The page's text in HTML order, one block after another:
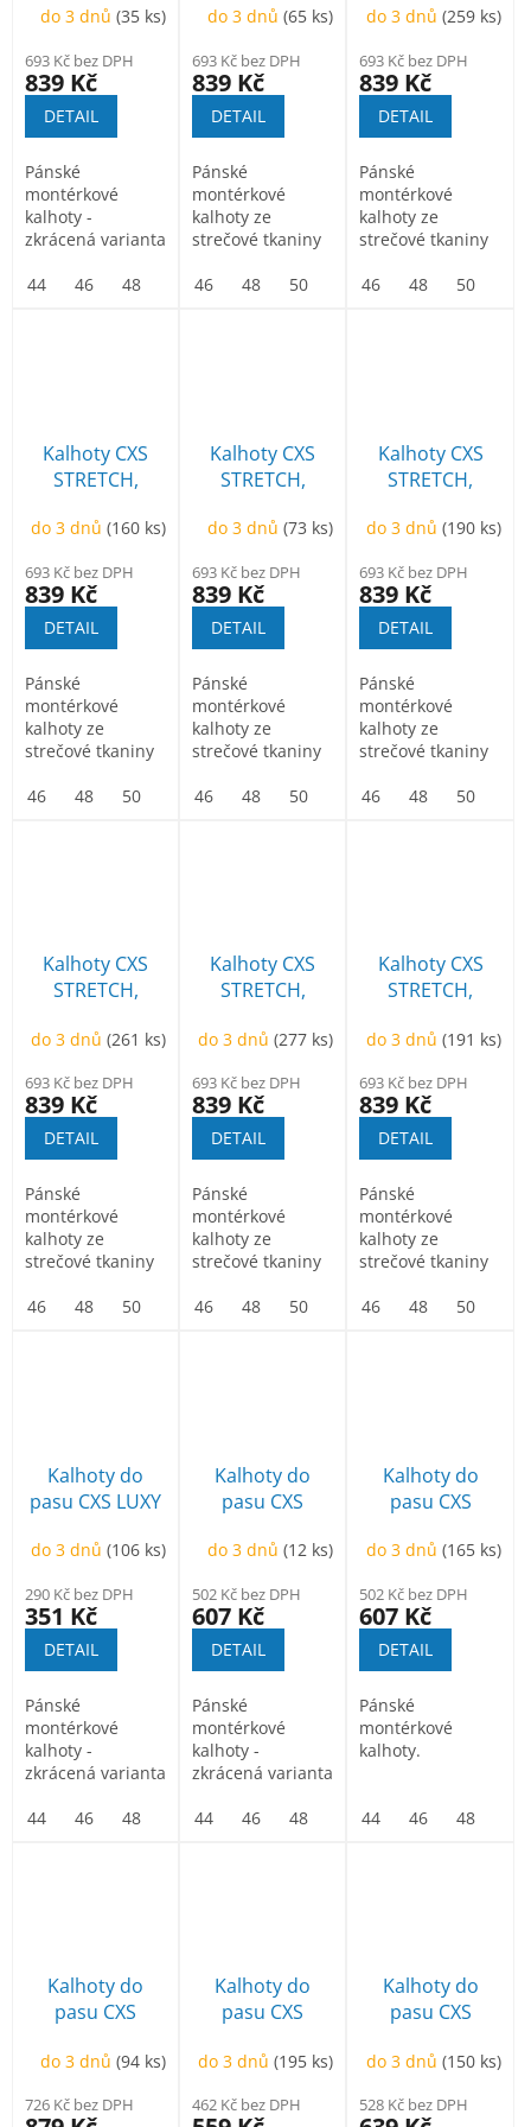
tmavě šedo-
do 3 dnů(35 ks)
693 Kč bez DPH
839 Kč
DETAIL
Pánské
montérkové
kalhoty -
zkrácená varianta
cm. Strečová
44 46 48 58 60 62
béžovo-černé
do 3 dnů(65 ks)
693 Kč bez DPH
839 Kč
DETAIL
Pánské
montérkové
kalhoty ze
strečové tkaniny
pohyb.
46 48 50
do 3 dnů (259 ks)
693 Kč bez DPH
839 Kč
DETAIL
Pánské
montérkové
kalhoty ze
strečové tkaniny
pohyb.
46 48 50
Kalhoty CXS
STRETCH,
červeno - černé
do 3 dnů(160 ks)
693 Kč bez DPH
839 Kč
DETAIL
Pánské
montérkové
kalhoty ze
strečové tkaniny
pohyb.
46 48 50 60 62 64
Kalhoty CXS
STRETCH,
maskáčovo-
do 3 dnů(73 ks)
693 Kč bez DPH
839 Kč
DETAIL
Pánské
montérkové
kalhoty ze
strečové tkaniny
pohyb.
46 48 50
Kalhoty CXS
STRETCH,
středně modré-
do 3 dnů (190 ks)
693 Kč bez DPH
839 Kč
DETAIL
Pánské
montérkové
kalhoty ze
strečové tkaniny
pohyb.
46 48 50
Kalhoty CXS
STRETCH,
černé
do 3 dnů(261 ks)
693 Kč bez DPH
839 Kč
DETAIL
Pánské
montérkové
kalhoty ze
strečové tkaniny
pohyb.
46 48 50 60 62 64
Kalhoty CXS
STRETCH,
modro-černé
do 3 dnů(277 ks)
693 Kč bez DPH
839 Kč
DETAIL
Pánské
montérkové
kalhoty ze
strečové tkaniny
pohyb.
46 48 50
Kalhoty CXS
STRETCH,
šedo-černá
do 3 dnů (191 ks)
693 Kč bez DPH
839 Kč
DETAIL
Pánské
montérkové
kalhoty ze
strečové tkaniny
pohyb.
46 48 50
Kalhoty do
pasu CXS LUXY
170-176cm,
do 3 dnů(106 ks)
290 Kč bez DPH
351 Kč
DETAIL
Pánské
montérkové
kalhoty -
zkrácená varianta
cm. Pas s poutky
44 46 48 58 60 62
Kalhoty do
pasu CXS
BRIGHTON,
černo-žlutá
do 3 dnů(12 ks)
502 Kč bez DPH
607 Kč
DETAIL
Pánské
montérkové
kalhoty -
zkrácená varianta
cm. Pas s poutky
44 46 48
Kalhoty do
pasu CXS
BRIGHTON,
do 3 dnů (165 ks)
502 Kč bez DPH
607 Kč
DETAIL
Pánské
montérkové
kalhoty.
44 46 48
Kalhoty do
pasu CXS
BRIGHTON,
černo-žluté
do 3 dnů(94 ks)
726 Kč bez DPH
Kalhoty do
pasu CXS
NIKOLAS,
zelené
do 3 dnů(195 ks)
462 Kč bez DPH
Kalhoty do
pasu CXS
NIKOLAS,
pánské, šedo-
do 3 dnů (150 ks)
528 Kč bez DPH